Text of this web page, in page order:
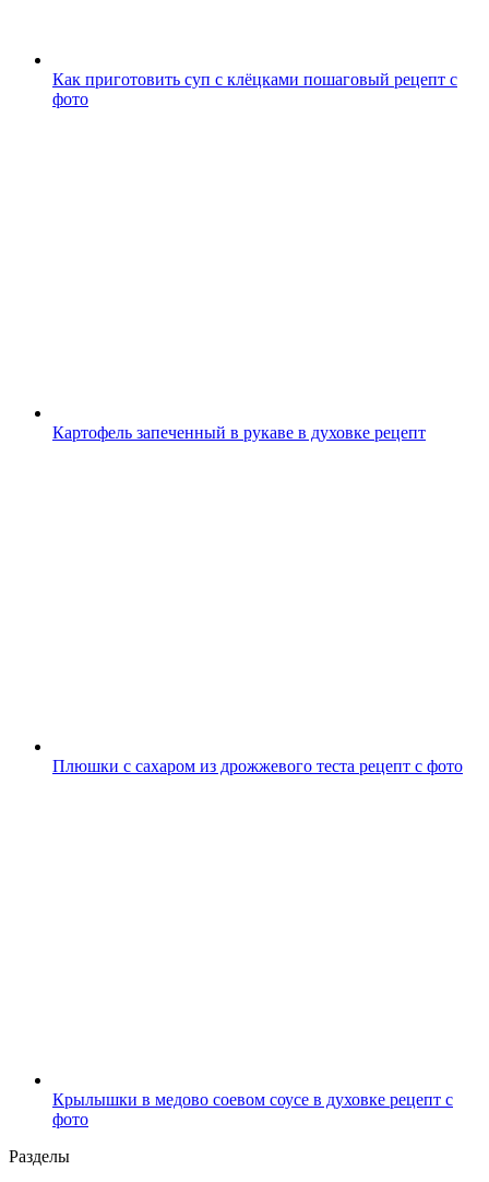
Как приготовить суп с клёцками пошаговый рецепт с
фото
Картофель запеченный в рукаве в духовке рецепт
Плюшки с сахаром из дрожжевого теста рецепт с фото
Крылышки в медово соевом соусе в духовке рецепт с
фото
Разделы